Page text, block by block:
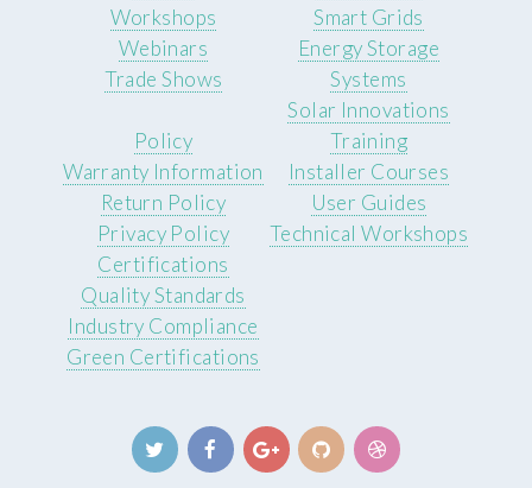
Workshops
Webinars
Trade Shows
Smart Grids
Energy Storage
Systems
Solar Innovations
Policy
Warranty Information
Return Policy
Privacy Policy
Training
Installer Courses
User Guides
Technical Workshops
Certifications
Quality Standards
Industry Compliance
Green Certifications